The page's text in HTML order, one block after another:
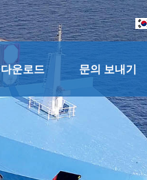
다운로드 문의 보내기